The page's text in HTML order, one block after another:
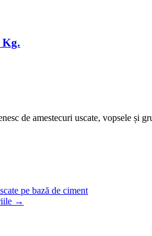
Kg.
de amestecuri uscate, vopsele și
pe bază de ciment
→